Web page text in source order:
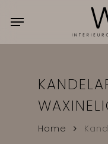
to
Menu
Home